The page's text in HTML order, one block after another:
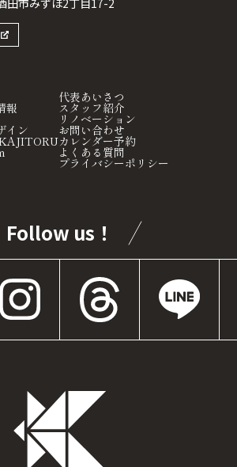
報
イン
代表あいさつ
スタッフ紹介
リノベーション
お問い合わせ
カレンダー予約
よくある質問
プライバシーポリシー
Follow us！